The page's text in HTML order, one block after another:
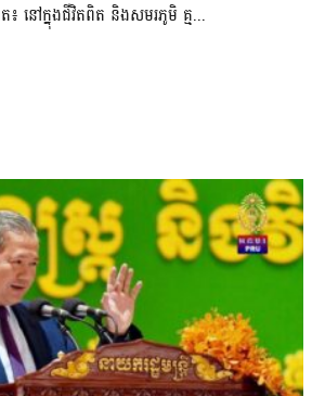
នៅក្នុងជីវិតពិត និងសមរភូមិ គ្ម...